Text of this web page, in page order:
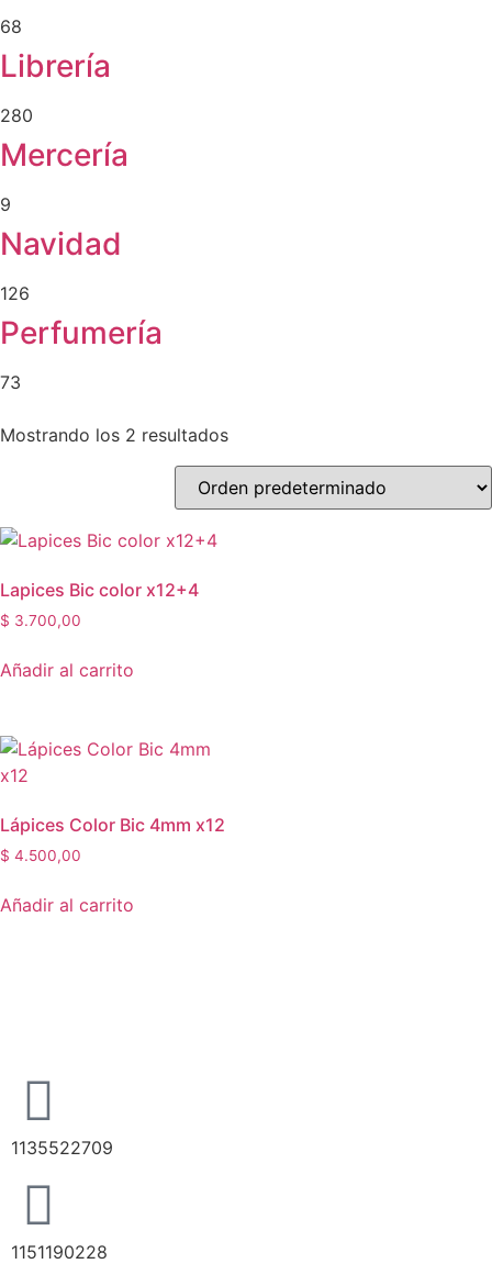
68
Librería
280
Mercería
9
Navidad
126
Perfumería
73
Mostrando los 2 resultados
Lapices Bic color x12+4
$ 3.700,00
Añadir al carrito
Lápices Color Bic 4mm x12
$ 4.500,00
Añadir al carrito
1135522709
1151190228